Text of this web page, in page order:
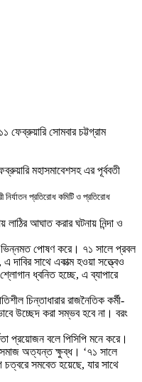
ফেব্রুয়ারি সোমবার চট্টগ্রাম
মহাসমাবেশসহ এর পূর্ববতী
প্রতিরোধ কমিটি ও প্রতিরোধ
আঘাত করার ঘটনায় নিন্দা ও
ভিন্নমত পোষণ করে। ৭১ সালে প্রবল
দাবির সাথে একাত্ম হওয়া সত্ত্বেও
ধ্বনিত হচ্ছে, এ ব্যাপারে
চিন্তাধারার রাজনৈতিক কর্মী-
উচ্ছেদ করা সম্ভব হবে না। বরং
প্রয়োজন বলে পিসিপি মনে করে।
সমাজ অত্যন্ত ক্ষুব্ধ। ‘৭১ সালে
চত্বরে সমবেত হয়েছে, যার সাথে